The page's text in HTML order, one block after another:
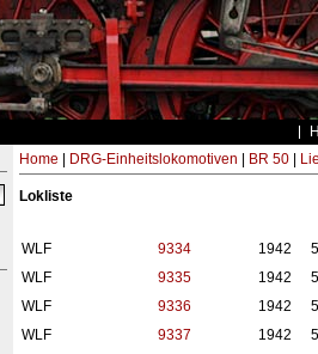
Home DRG-Einheitslokomotiven BR 50|
Lokliste
WLF 9334 1942
WLF
9335 1942
WLF
9336 1942
WLF
9337 1942